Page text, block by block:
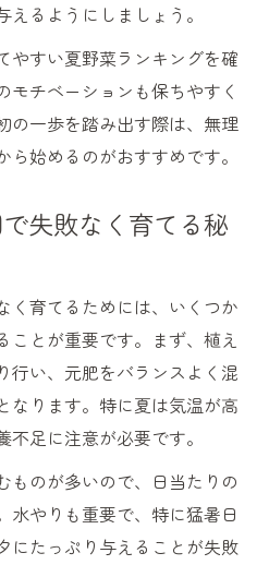
るようにしましょう。
やすい夏野菜ランキングを確
モチベーションも保ちやすく
の一歩を踏み出す際は、無理
始めるのがおすすめです。
失敗なく育てる秘
く育てるためには、いくつか
ことが重要です。まず、植え
行い、元肥をバランスよく混
なります。特に夏は気温が高
足に注意が必要です。
ものが多いので、日当たりの
水やりも重要で、特に猛暑日
にたっぷり与えることが失敗